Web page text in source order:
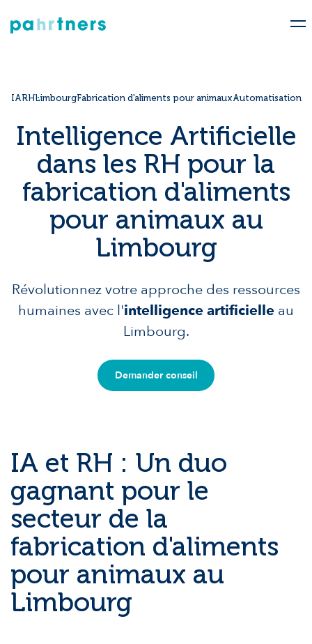
IARHLimbourgFabrication d'aliments pour animauxAutomatisation
Intelligence Artificielle
dans les RH pour la
fabrication d'aliments
pour animaux au
Limbourg
Révolutionnez votre approche des ressources
humaines avec l'intelligence artificielle au
Limbourg.
Demander conseil
IA et RH : Un duo
gagnant pour le
secteur de la
fabrication d'aliments
pour animaux au
Limbourg